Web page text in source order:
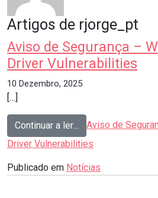
Artigos de rjorge_pt
Aviso de Segurança –
Driver Vulnerabilities
10 Dezembro, 2025
[…]
Continuar a ler… from
Aviso de
Driver Vulnerabilities
Publicado em Notícias